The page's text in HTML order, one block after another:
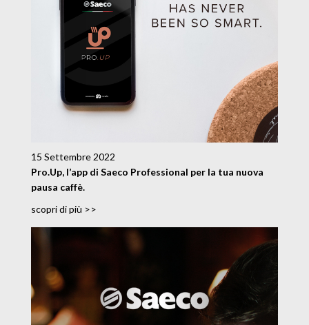
15 Settembre 2022
Pro.Up, l’app di Saeco Professional per la tua nuova
pausa caffè.
scopri di più >>